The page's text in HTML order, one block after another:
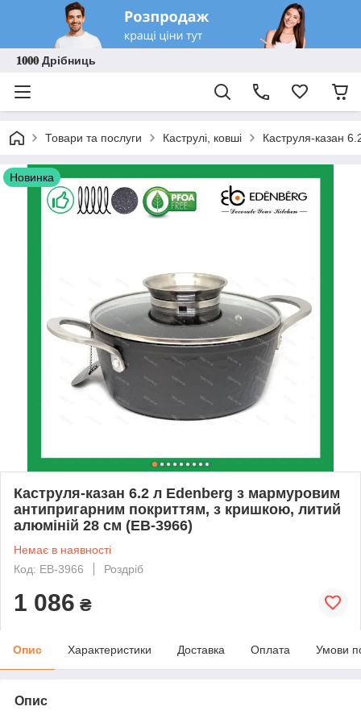
𝟏𝟎𝟎𝟎 Дрібниць
Товари та послуги Каструлі, ковші Каструля-казан
Новинка
Каструля-казан 6.2 л Edenberg з мармуровим
антипригарним покриттям, з кришкою, литий
алюміній 28 см (EB-3966)
Немає в наявності
Код: EB-3966
Роздріб
1 086 ₴
Опис Характеристики Доставка Оплата Умови
Опис